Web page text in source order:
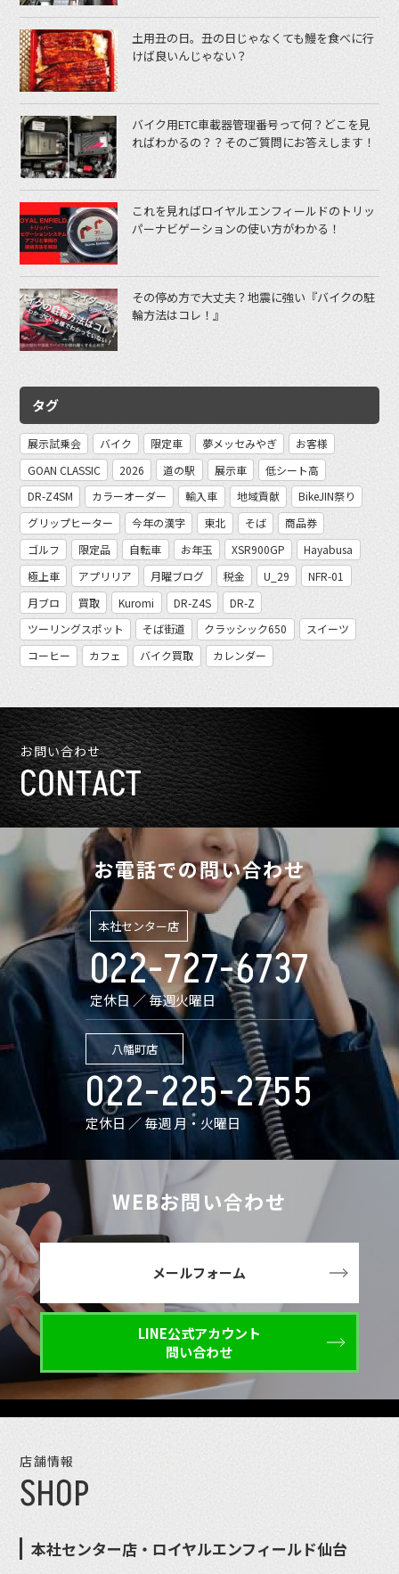
土用丑の日。丑の日じゃなくても鰻を食べに行
けば良いんじゃない？
バイク用ETC車載器管理番号って何？どこを見
ればわかるの？？そのご質問にお答えします！
これを見ればロイヤルエンフィールドのトリッ
パーナビゲーションの使い方がわかる！
その停め方で大丈夫？地震に強い『バイクの駐
輪方法はコレ！』
タグ
展示試乗会 バイク 限定車 夢メッセみやぎ
お客様
GOAN CLASSIC
2026 道の駅 展示車
低シート高
DR-Z4SM
カラーオーダー 輸入車 地域貢献
BikeJIN祭り
グリップヒーター
今年の漢字 東北 そば
商品券
ゴルフ
限定品 自転車 お年玉 XSR900GP
Hayabusa
極上車
アプリリア 月曜ブログ 税金 U_29
NFR-01
月ブロ
買取 Kuromi DR-Z4S
DR-Z
ツーリングスポット
そば街道 クラッシック650
スイーツ
コーヒー
カフェ バイク買取 カレンダー
お問い合わせ
CONTACT
お電話での問い合わせ
本社センター店
022-727-6737
定休日 ／ 毎週火曜日
八幡町店
022-225-2755
定休日 ／ 毎週 月・火曜日
WEBお問い合わせ
メールフォーム
LINE公式アカウント
問い合わせ
店舗情報
SHOP
本社センター店・ロイヤルエンフィールド仙台